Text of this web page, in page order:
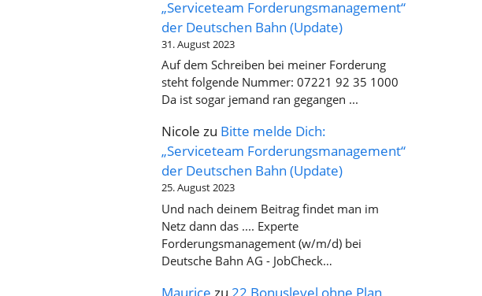
„Serviceteam Forderungsmanagement“
der Deutschen Bahn (Update)
31. August 2023
Auf dem Schreiben bei meiner Forderung
steht folgende Nummer: 07221 92 35 1000
Da ist sogar jemand ran gegangen ...
Nicole zu Bitte melde Dich:
„Serviceteam Forderungsmanagement“
der Deutschen Bahn (Update)
25. August 2023
Und nach deinem Beitrag findet man im
Netz dann das .... Experte
Forderungsmanagement (w/m/d) bei
Deutsche Bahn AG - JobCheck…
Maurice zu 22 Bonuslevel ohne Plan